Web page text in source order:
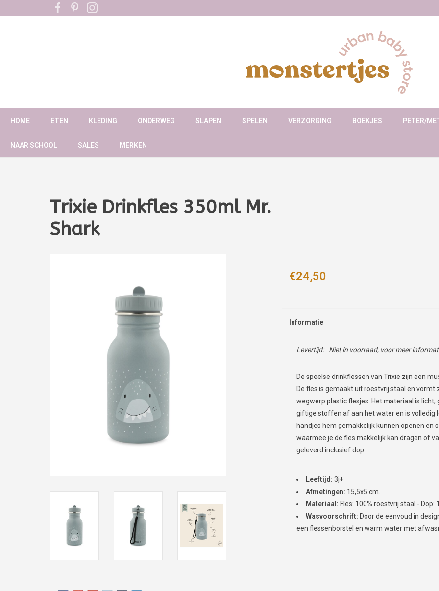
HOME ETEN KLEDING ONDERWEG SLAPEN SPELEN VERZORGING BOEKJES PETER/
NAAR SCHOOL SALES MERKEN
Trixie Drinkfles 350ml Mr.
Shark
€24,50
Informatie
Levertijd: Niet in voorraad, voor meer
De speelse drinkflessen van Trixie zijn een
De fles is gemaakt uit roestvrij staal en
wegwerp plastic flesjes. Het materiaal is
giftige stoffen af aan het water en is volledig
handjes hem gemakkelijk kunnen openen en
waarmee je de fles makkelijk kan dragen of
geleverd inclusief dop.
Leeftijd: 3j+
Afmetingen: 15,5x5 cm.
Materiaal: Fles: 100% roestvrij staal - Dop:
Wasvoorschrift: Door de eenvoud in
een flessenborstel en warm water met